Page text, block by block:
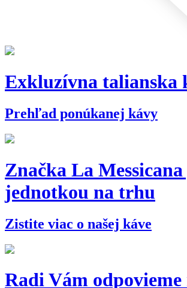
Exkluzívna talianska
Prehľad ponúkanej kávy
Značka La
jednotkou na trhu
Zistite viac o našej káve
Radi Vám odpovieme